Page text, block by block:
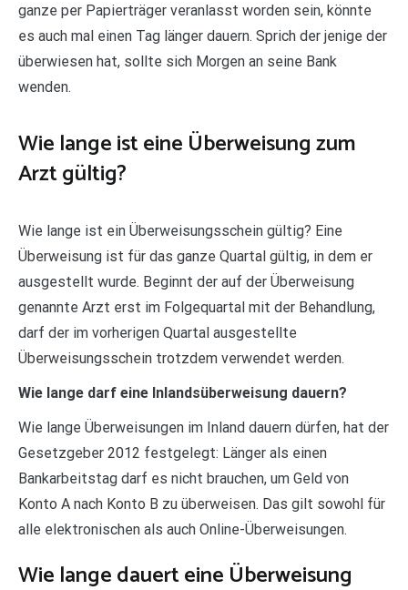
ganze per Papierträger veranlasst worden sein, könnte
es auch mal einen Tag länger dauern. Sprich der jenige der
überwiesen hat, sollte sich Morgen an seine Bank
wenden.
Wie lange ist eine Überweisung zum
Arzt gültig?
Wie lange ist ein Überweisungsschein gültig? Eine
Überweisung ist für das ganze Quartal gültig, in dem er
ausgestellt wurde. Beginnt der auf der Überweisung
genannte Arzt erst im Folgequartal mit der Behandlung,
darf der im vorherigen Quartal ausgestellte
Überweisungsschein trotzdem verwendet werden.
Wie lange darf eine Inlandsüberweisung dauern?
Wie lange Überweisungen im Inland dauern dürfen, hat der
Gesetzgeber 2012 festgelegt: Länger als einen
Bankarbeitstag darf es nicht brauchen, um Geld von
Konto A nach Konto B zu überweisen. Das gilt sowohl für
alle elektronischen als auch Online-Überweisungen.
Wie lange dauert eine Überweisung